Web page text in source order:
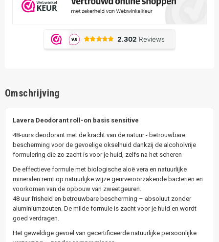
Omschrijving
Lavera Deodorant roll-on basis sensitive
48-uurs deodorant met de kracht van de natuur - betrouwbare
bescherming voor de gevoelige okselhuid dankzij de alcoholvrije
formulering die zo zacht is voor je huid, zelfs na het scheren
De effectieve formule met biologische aloë vera en natuurlijke
mineralen remt op natuurlijke wijze geurveroorzakende bacteriën en
voorkomen van de opbouw van zweetgeuren.
48 uur frisheid en betrouwbare bescherming – absoluut zonder
aluminiumzouten. De milde formule is zacht voor je huid en wordt
goed verdragen.
Het geweldige gevoel van gecertificeerde natuurlijke persoonlijke